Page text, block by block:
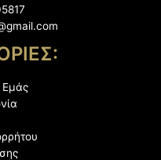
Εμάς